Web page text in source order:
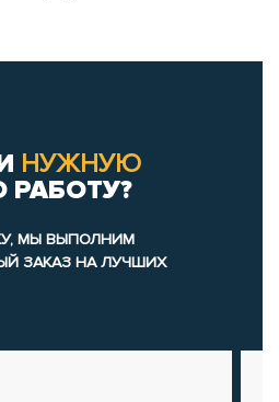
НУЖНУЮ
МЫ ВЫПОЛНИМ
ЗАКАЗ НА ЛУЧШИХ